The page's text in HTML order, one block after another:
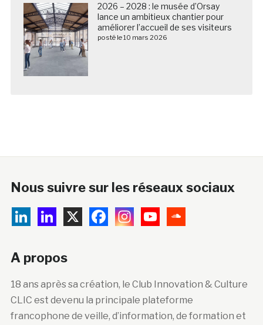
2026 – 2028 : le musée d’Orsay
lance un ambitieux chantier pour
améliorer l’accueil de ses visiteurs
posté le 10 mars 2026
Nous suivre sur les réseaux sociaux
A propos
18 ans après sa création, le Club Innovation & Culture
CLIC est devenu la principale plateforme
francophone de veille, d’information, de formation et